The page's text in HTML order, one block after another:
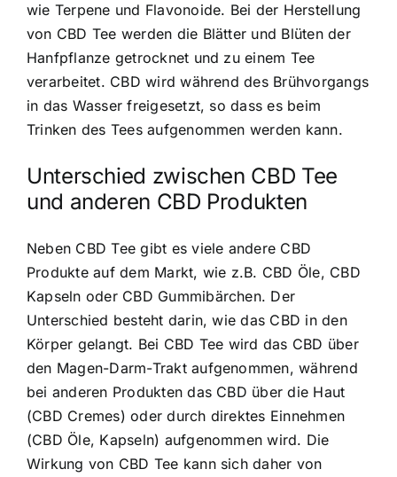
wie Terpene und Flavonoide. Bei der Herstellung
von CBD Tee werden die Blätter und Blüten der
Hanfpflanze getrocknet und zu einem Tee
verarbeitet. CBD wird während des Brühvorgangs
in das Wasser freigesetzt, so dass es beim
Trinken des Tees aufgenommen werden kann.
Unterschied zwischen CBD Tee
und anderen CBD Produkten
Neben CBD Tee gibt es viele andere CBD
Produkte auf dem Markt, wie z.B. CBD Öle, CBD
Kapseln oder CBD Gummibärchen. Der
Unterschied besteht darin, wie das CBD in den
Körper gelangt. Bei CBD Tee wird das CBD über
den Magen-Darm-Trakt aufgenommen, während
bei anderen Produkten das CBD über die Haut
(CBD Cremes) oder durch direktes Einnehmen
(CBD Öle, Kapseln) aufgenommen wird. Die
Wirkung von CBD Tee kann sich daher von